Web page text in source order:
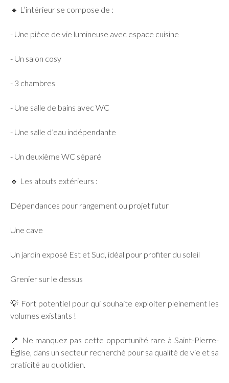
🔹 L’intérieur se compose de :
- Une pièce de vie lumineuse avec espace cuisine
- Un salon cosy
- 3 chambres
- Une salle de bains avec WC
- Une salle d’eau indépendante
- Un deuxième WC séparé
🔹 Les atouts extérieurs :
Dépendances pour rangement ou projet futur
Une cave
Un jardin exposé Est et Sud, idéal pour profiter du soleil
Grenier sur le dessus
💡 Fort potentiel pour qui souhaite exploiter pleinement les
volumes existants !
📍 Ne manquez pas cette opportunité rare à Saint-Pierre-
Église, dans un secteur recherché pour sa qualité de vie et sa
praticité au quotidien.